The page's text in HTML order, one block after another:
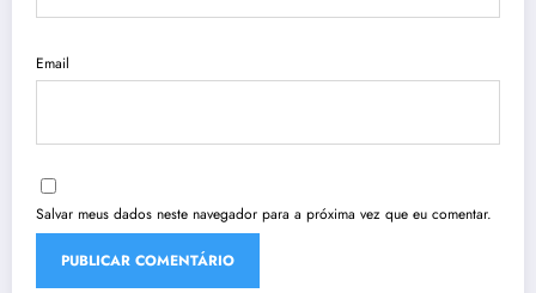
Email
Salvar meus dados neste navegador para a próxima vez que eu comentar.